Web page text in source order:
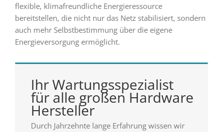
flexible, klimafreundliche Energieressource
bereitstellen, die nicht nur das Netz stabilisiert, sondern
auch mehr Selbstbestimmung über die eigene
Energieversorgung ermöglicht.
Ihr Wartungsspezialist
für alle großen Hardware
Hersteller
Durch Jahrzehnte lange Erfahrung wissen wir